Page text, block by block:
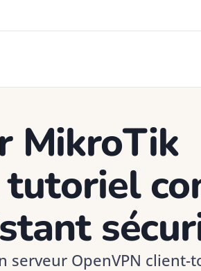
MikroTik
tutoriel
serveur OpenVPN client-